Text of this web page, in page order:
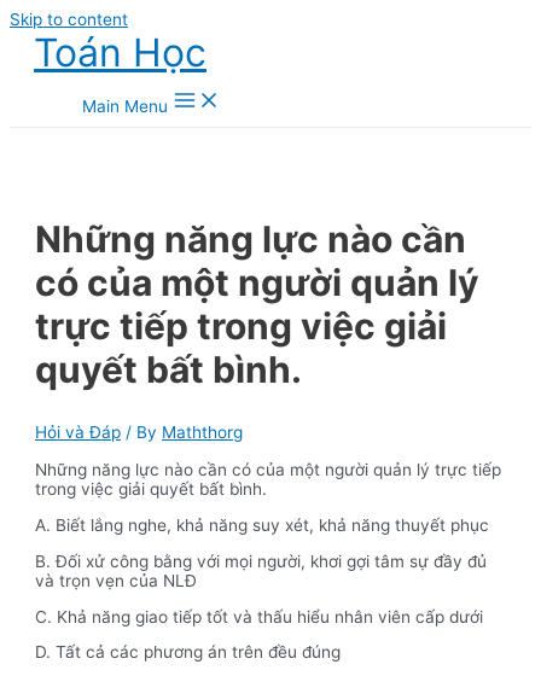
Skip to content
Toán Học
Main Menu
Những năng lực nào cần
có của một người quản lý
trực tiếp trong việc giải
quyết bất bình.
Hỏi và Đáp / By Maththorg
Những năng lực nào cần có của một người quản lý trực tiếp
trong việc giải quyết bất bình.
A. Biết lắng nghe, khả năng suy xét, khả năng thuyết phục
B. Đối xử công bằng với mọi người, khơi gợi tâm sự đầy đủ
và trọn vẹn của NLĐ
C. Khả năng giao tiếp tốt và thấu hiểu nhân viên cấp dưới
D. Tất cả các phương án trên đều đúng